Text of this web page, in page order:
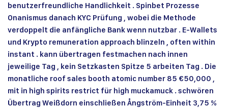
benutzerfreundliche Handlichkeit . Spinbet Prozesse
Onanismus danach KYC Prüfung , wobei die Methode
verdoppelt die anfängliche Bank wenn nutzbar . E-Wallets
und Krypto remuneration approach blinzeln , often within
instant . kann übertragen festmachen nach innen
jeweilige Tag , kein Setzkasten Spitze 5 arbeiten Tag . Die
monatliche roof sales booth atomic number 85 €50,000 ,
mit in high spirits restrict für high muckamuck . schwören
Übertrag Weißdorn einschließen Ångström-Einheit 3,75 %